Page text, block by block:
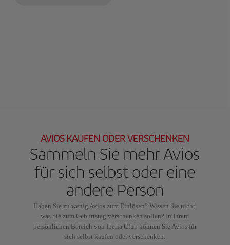
AVIOS KAUFEN ODER VERSCHENKEN
Sammeln Sie mehr Avios
für sich selbst oder eine
andere Person
Haben Sie zu wenig Avios zum Einlösen? Wissen Sie nicht,
was Sie zum Geburtstag verschenken sollen? In Ihrem
persönlichen Bereich von Iberia Club können Sie Avios für
sich selbst kaufen oder verschenken.